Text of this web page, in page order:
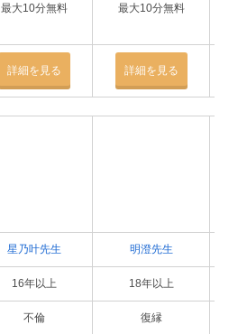
最大10分無料 最大10分無料
詳細を見る 詳細を見る
星乃叶先生 明澄先生
16年以上 18年以上
不倫 復縁